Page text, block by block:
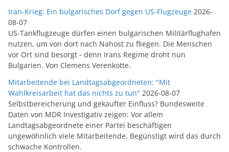
Iran-Krieg: Ein bulgarisches Dorf gegen US-Flugzeuge 2026-
08-07
US-Tankflugzeuge dürfen einen bulgarischen Militärflughafen
nutzen, um von dort nach Nahost zu fliegen. Die Menschen
vor Ort sind besorgt - denn Irans Regime droht nun
Bulgarien. Von Clemens Verenkotte.
Mitarbeitende bei Landtagsabgeordneten: "Mit
Wahlkreisarbeit hat das nichts zu tun" 2026-08-07
Selbstbereicherung und gekaufter Einfluss? Bundesweite
Daten von MDR Investigativ zeigen: Vor allem
Landtagsabgeordnete einer Partei beschäftigen
ungewöhnlich viele Mitarbeitende. Begünstigt wird das durch
schwache Kontrollen.